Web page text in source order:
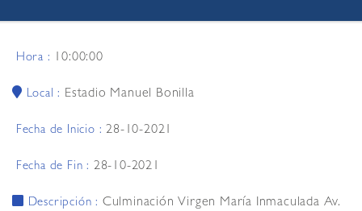
Hora : 10:00:00
Local : Estadio Manuel Bonilla
Fecha de Inicio : 28-10-2021
Fecha de Fin : 28-10-2021
Descripción : Culminación Virgen María Inmaculada Av.